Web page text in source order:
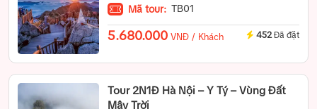
La – Điện Biên – Lai Châu – SaPa – Mù
Mã tour: TB01
5.680.000 VNĐ / Khách 452 Đã đặt
Tour 2N1Đ Hà Nội – Y Tý – Vùng Đất
Mây Trời